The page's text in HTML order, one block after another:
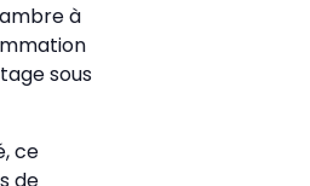
à
sous
ce
de